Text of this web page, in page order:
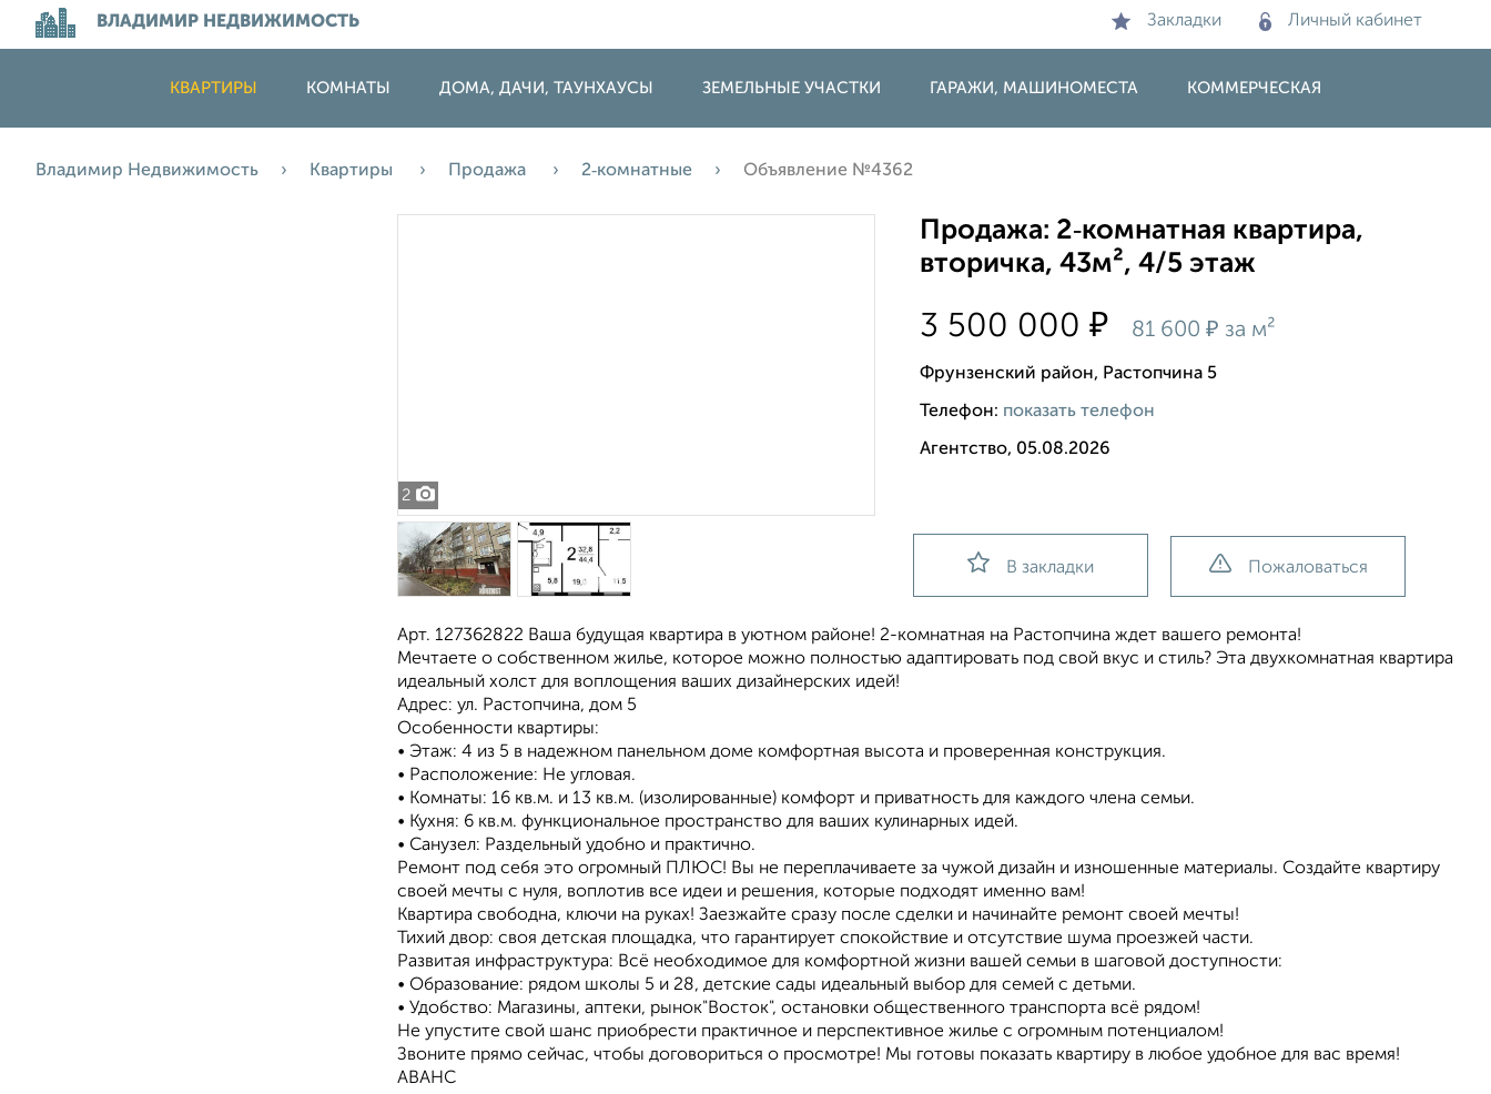
ВЛАДИМИР НЕДВИЖИМОСТЬ Закладки Личный кабинет
КВАРТИРЫ КОМНАТЫ ДОМА, ДАЧИ, ТАУНХАУСЫ ЗЕМЕЛЬНЫЕ УЧАСТКИ ГАРАЖИ, МАШИНОМЕСТА КОММЕРЧЕСКАЯ
Владимир Недвижимость Квартиры Продажа 2‑комнатные Объявление №4362
2
Продажа: 2‑комнатная квартира,
вторичка, 43м², 4/5 этаж
3 500 000₽ 81 600₽ за м²
Фрунзенский район, Растопчина 5
Телефон: показать телефон
Агентство, 05.08.2026
В закладки Пожаловаться
Арт. 127362822 Ваша будущая квартира в уютном районе! 2-комнатная на Растопчина ждет вашего ремонта!
Мечтаете о собственном жилье, которое можно полностью адаптировать под свой вкус и стиль? Эта двухкомнатная квартира
идеальный холст для воплощения ваших дизайнерских идей!
Адрес: ул. Растопчина, дом 5
Особенности квартиры:
• Этаж: 4 из 5 в надежном панельном доме комфортная высота и проверенная конструкция.
• Расположение: Не угловая.
• Комнаты: 16 кв.м. и 13 кв.м. (изолированные) комфорт и приватность для каждого члена семьи.
• Кухня: 6 кв.м. функциональное пространство для ваших кулинарных идей.
• Санузел: Раздельный удобно и практично.
Ремонт под себя это огромный ПЛЮС! Вы не переплачиваете за чужой дизайн и изношенные материалы. Создайте квартиру
своей мечты с нуля, воплотив все идеи и решения, которые подходят именно вам!
Квартира свободна, ключи на руках! Заезжайте сразу после сделки и начинайте ремонт своей мечты!
Тихий двор: своя детская площадка, что гарантирует спокойствие и отсутствие шума проезжей части.
Развитая инфраструктура: Всё необходимое для комфортной жизни вашей семьи в шаговой доступности:
• Образование: рядом школы 5 и 28, детские сады идеальный выбор для семей с детьми.
• Удобство: Магазины, аптеки, рынок"Восток", остановки общественного транспорта всё рядом!
Не упустите свой шанс приобрести практичное и перспективное жилье с огромным потенциалом!
Звоните прямо сейчас, чтобы договориться о просмотре! Мы готовы показать квартиру в любое удобное для вас время!
АВАНС